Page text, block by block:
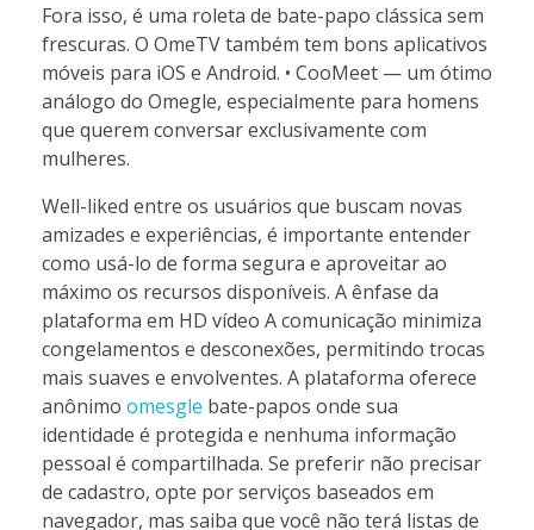
Fora isso, é uma roleta de bate-papo clássica sem
frescuras. O OmeTV também tem bons aplicativos
móveis para iOS e Android. • CooMeet — um ótimo
análogo do Omegle, especialmente para homens
que querem conversar exclusivamente com
mulheres.
Well-liked entre os usuários que buscam novas
amizades e experiências, é importante entender
como usá-lo de forma segura e aproveitar ao
máximo os recursos disponíveis. A ênfase da
plataforma em HD vídeo A comunicação minimiza
congelamentos e desconexões, permitindo trocas
mais suaves e envolventes. A plataforma oferece
anônimo omesgle bate-papos onde sua
identidade é protegida e nenhuma informação
pessoal é compartilhada. Se preferir não precisar
de cadastro, opte por serviços baseados em
navegador, mas saiba que você não terá listas de